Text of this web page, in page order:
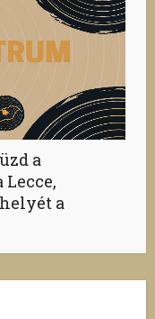
a
a